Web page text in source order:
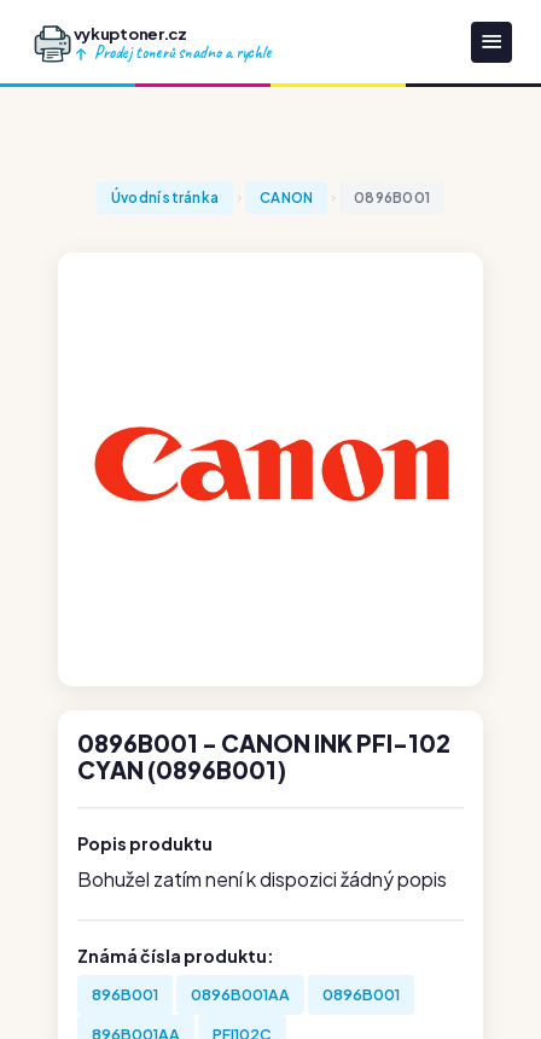
vykuptoner.cz
Prodej tonerů snadno a rychle
Úvodní stránka CANON 0896B001
0896B001 - CANON INK PFI-102
CYAN (0896B001)
Popis produktu
Bohužel zatím není k dispozici žádný popis
Známá čísla produktu:
896B001 0896B001AA 0896B001
896B001AA PFI102C